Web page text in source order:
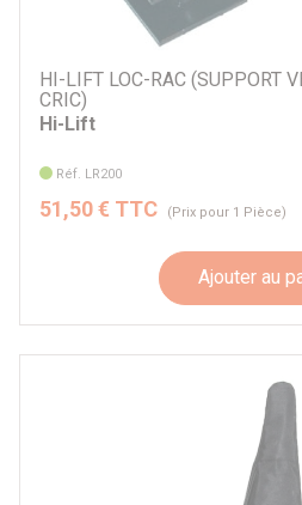
HI-LIFT LOC-RAC (SUPPORT
CRIC)
Hi-Lift
Réf. LR200
51,50 € TTC (Prix pour 1 Pièce)
Ajouter au
Frontrunner
Kraftwerk
Musthane
T-MAX
Weber
Autre